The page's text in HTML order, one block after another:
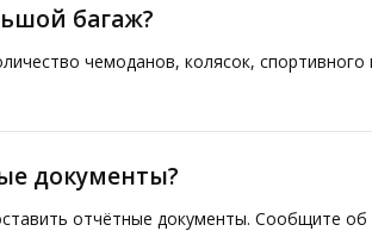
багаж?
чемоданов, колясок,
документы?
отчётные документы. Сообщите об